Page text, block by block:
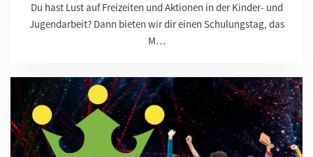
Du hast Lust auf Freizeiten und Aktionen in der Kinder- und
Jugendarbeit? Dann bieten wir dir einen Schulungstag, das
M…